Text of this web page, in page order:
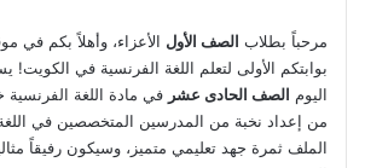
مرحباً بطلاب الصف الأول الأعزاء، وأهلاً بكم في
بوابتكم الأولى لتعلم اللغة الفرنسية في الكويت!
اليوم الصف الحادى عشر في مادة اللغة الفرنسية
من إعداد نخبة من المدرسين المتخصصين في
الملف ثمرة جهد تعليمي متميز، وسيكون رفيقاً